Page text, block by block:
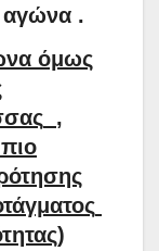
αγώνα .
όμως
,